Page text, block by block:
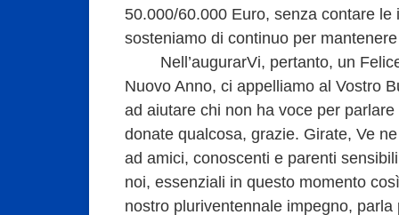
50.000/60.000 Euro, senza contare le
sosteniamo di continuo per
Nell’augurarVi, pertanto, un
Nuovo Anno, ci appelliamo al Vostro
ad aiutare chi non ha voce per
donate qualcosa, grazie. Girate, Ve
ad amici, conoscenti e parenti
noi, essenziali in questo momento
nostro pluriventennale impegno,